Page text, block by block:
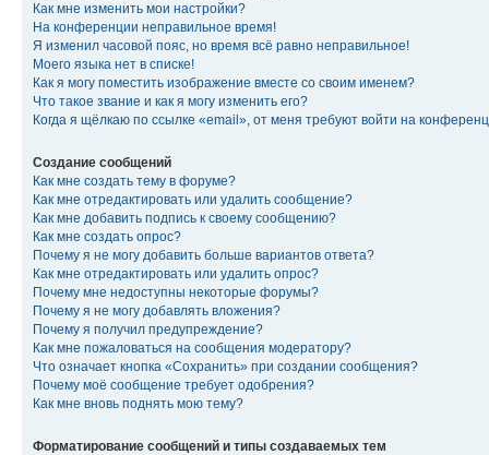
Как мне изменить мои настройки?
На конференции неправильное время!
Я изменил часовой пояс, но время всё равно неправильное!
Моего языка нет в списке!
Как я могу поместить изображение вместе со своим именем?
Что такое звание и как я могу изменить его?
Когда я щёлкаю по ссылке «email», от меня требуют войти на
Создание сообщений
Как мне создать тему в форуме?
Как мне отредактировать или удалить сообщение?
Как мне добавить подпись к своему сообщению?
Как мне создать опрос?
Почему я не могу добавить больше вариантов ответа?
Как мне отредактировать или удалить опрос?
Почему мне недоступны некоторые форумы?
Почему я не могу добавлять вложения?
Почему я получил предупреждение?
Как мне пожаловаться на сообщения модератору?
Что означает кнопка «Сохранить» при создании сообщения?
Почему моё сообщение требует одобрения?
Как мне вновь поднять мою тему?
Форматирование сообщений и типы создаваемых тем